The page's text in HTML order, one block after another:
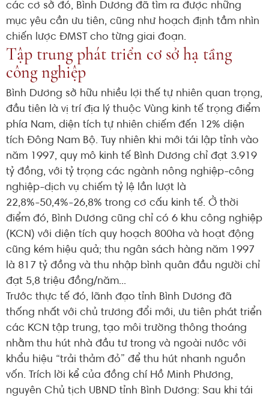
các cơ sở đó, Bình Dương đã tìm ra được những
mục yêu cần ưu tiên, cũng như hoạch định tầm nhìn
chiến lược ĐMST cho từng giai đoạn.
Tập trung phát triển cơ sở hạ tầng
công nghiệp
Bình Dương sở hữu nhiều lợi thế tự nhiên quan trọng,
đầu tiên là vị trí địa lý thuộc Vùng kinh tế trọng điểm
phía Nam, diện tích tự nhiên chiếm đến 12% diện
tích Đông Nam Bộ. Tuy nhiên khi mới tái lập tỉnh vào
năm 1997, quy mô kinh tế Bình Dương chỉ đạt 3.919
tỷ đồng, với tỷ trọng các ngành nông nghiệp-công
nghiệp-dịch vụ chiếm tỷ lệ lần lượt là
22,8%-50,4%-26,8% trong cơ cấu kinh tế. Ở thời
điểm đó, Bình Dương cũng chỉ có 6 khu công nghiệp
(KCN) với diện tích quy hoạch 800ha và hoạt động
cũng kém hiệu quả; thu ngân sách hàng năm 1997
là 817 tỷ đồng và thu nhập bình quân đầu người chỉ
đạt 5,8 triệu đồng/năm...
Trước thực tế đó, lãnh đạo tỉnh Bình Dương đã
thống nhất với chủ trương đổi mới, ưu tiên phát triển
các KCN tập trung, tạo môi trường thông thoáng
nhằm thu hút nhà đầu tư trong và ngoài nước với
khẩu hiệu “trải thảm đỏ” để thu hút nhanh nguồn
vốn. Trích lời kể của đồng chí Hồ Minh Phương,
nguyên Chủ tịch UBND tỉnh Bình Dương: Sau khi tái